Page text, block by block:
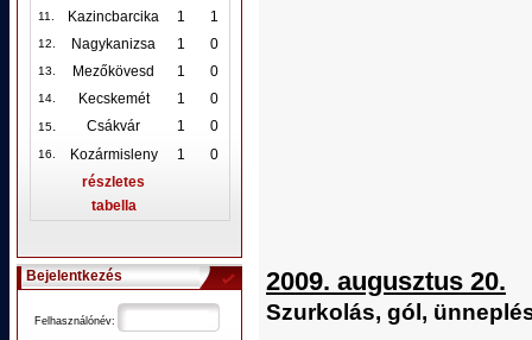
11. Kazincbarcika 1 1
12. Nagykanizsa 1 0
13. Mezőkövesd 1 0
14. Kecskemét 1 0
15. Csákvár 1 0
16. Kozármisleny 1
0
részletes
tabella
Bejelentkezés
Felhasználónév:
2009. augusztus 20.
Szurkolás, gól,